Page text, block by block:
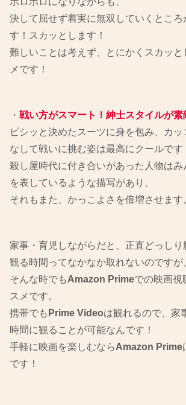
決して屈せず着実に無双していくとこ
す！スカッとします！
難しいことは考えず、とにかくスカッと
メです！
・ 戦い方がスマート！紳士スタイルが素
ビシッと決めたスーツに身を包み、カッ
なして戦いに挑む姿は最高にクールです
殺し屋時代に付き合いがあった人物はみ
を表しているような描写があり、
それもまた、かっこよさを倍増させます
家事・育児しながらだと、正直どっしり
観る時間ってなかなか取れないのですが
そんな時でもAmazon Primeでの映画視
スメです。
携帯でも Prime Videoは観れるので、家
時間に観ることが可能なんです！
手軽に映画を楽しむならAmazon Prime
です！